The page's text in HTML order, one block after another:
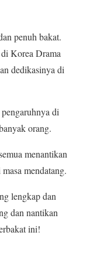
penuh bakat.
Korea Drama
dedikasinya di
di
orang.
menantikan
mendatang.
lengkap dan
dan nantikan
ini!